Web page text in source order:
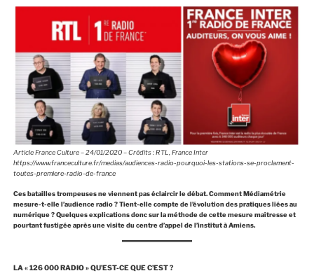
Article France Culture – 24/01/2020 – Crédits : RTL, France Inter
https://www.franceculture.fr/medias/audiences-radio-pourquoi-les-stations-se-proclament-
toutes-premiere-radio-de-france
Ces batailles trompeuses ne viennent pas éclaircir le débat. Comment Médiamétrie
mesure-t-elle l’audience radio ? Tient-elle compte de l’évolution des pratiques liées au
numérique ? Quelques explications donc sur la méthode de cette mesure maîtresse et
pourtant fustigée après une visite du centre d’appel de l’institut à Amiens.
LA « 126 000 RADIO » QU’EST-CE QUE C’EST ?